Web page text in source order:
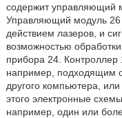
содержит управляющий
Управляющий модуль 26
действием лазеров, и
возможностью
прибора 24.
например, подходящим
другого компьютера,
этого электронные
например, один или